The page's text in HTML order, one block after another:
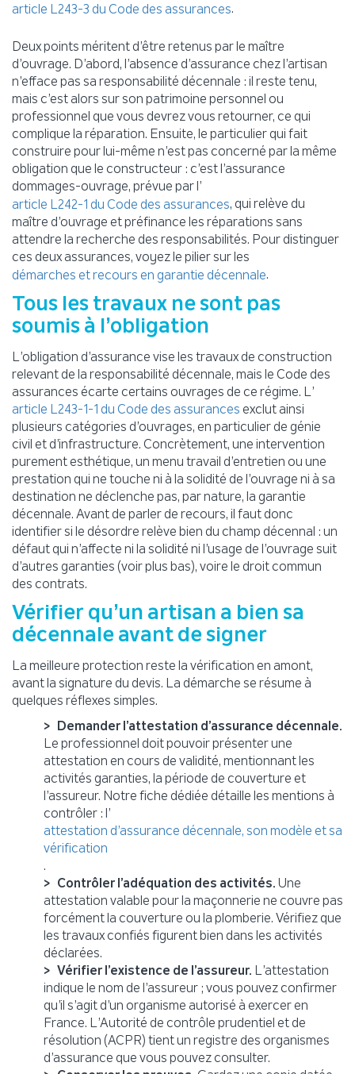
article L243-3 du Code des assurances.
Deux points méritent d’être retenus par le maître
d’ouvrage. D’abord, l’absence d’assurance chez l’artisan
n’efface pas sa responsabilité décennale : il reste tenu,
mais c’est alors sur son patrimoine personnel ou
professionnel que vous devrez vous retourner, ce qui
complique la réparation. Ensuite, le particulier qui fait
construire pour lui-même n’est pas concerné par la même
obligation que le constructeur : c’est l’assurance
dommages-ouvrage, prévue par l’
article L242-1 du Code des assurances, qui relève du
maître d’ouvrage et préfinance les réparations sans
attendre la recherche des responsabilités. Pour distinguer
ces deux assurances, voyez le pilier sur les
démarches et recours en garantie décennale.
Tous les travaux ne sont pas
soumis à l’obligation
L’obligation d’assurance vise les travaux de construction
relevant de la responsabilité décennale, mais le Code des
assurances écarte certains ouvrages de ce régime. L’
article L243-1-1 du Code des assurances exclut ainsi
plusieurs catégories d’ouvrages, en particulier de génie
civil et d’infrastructure. Concrètement, une intervention
purement esthétique, un menu travail d’entretien ou une
prestation qui ne touche ni à la solidité de l’ouvrage ni à sa
destination ne déclenche pas, par nature, la garantie
décennale. Avant de parler de recours, il faut donc
identifier si le désordre relève bien du champ décennal : un
défaut qui n’affecte ni la solidité ni l’usage de l’ouvrage suit
d’autres garanties (voir plus bas), voire le droit commun
des contrats.
Vérifier qu’un artisan a bien sa
décennale avant de signer
La meilleure protection reste la vérification en amont,
avant la signature du devis. La démarche se résume à
quelques réflexes simples.
Demander l’attestation d’assurance décennale.
Le professionnel doit pouvoir présenter une
attestation en cours de validité, mentionnant les
activités garanties, la période de couverture et
l’assureur. Notre fiche dédiée détaille les mentions à
contrôler : l’
attestation d’assurance décennale, son modèle et sa
vérification
.
Contrôler l’adéquation des activités. Une
attestation valable pour la maçonnerie ne couvre pas
forcément la couverture ou la plomberie. Vérifiez que
les travaux confiés figurent bien dans les activités
déclarées.
Vérifier l’existence de l’assureur. L’attestation
indique le nom de l’assureur ; vous pouvez confirmer
qu’il s’agit d’un organisme autorisé à exercer en
France. L’Autorité de contrôle prudentiel et de
résolution (ACPR) tient un registre des organismes
d’assurance que vous pouvez consulter.